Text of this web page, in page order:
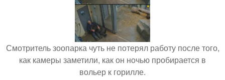
Смотритель зоопарка чуть не потерял работу после того,
как камеры заметили, как он ночью пробирается в
вольер к горилле.